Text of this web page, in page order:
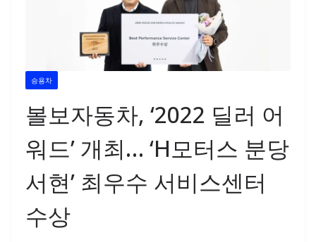
승용차
볼보자동차, ‘2022 딜러 어
워드’ 개최… ‘H모터스 분당
서현’ 최우수 서비스센터
수상